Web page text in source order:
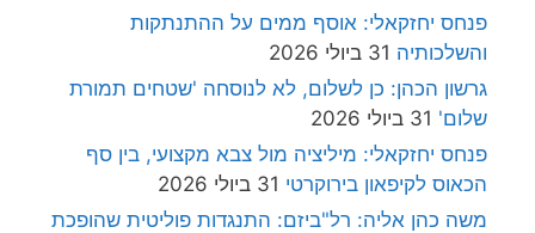
פנחס יחזקאלי: אוסף ממים על ההתנתקות
והשלכותיה 31 ביולי 2026
גרשון הכהן: כן לשלום, לא לנוסחה 'שטחים תמורת
שלום' 31 ביולי 2026
פנחס יחזקאלי: מיליציה מול צבא מקצועי, בין סף
הכאוס לקיפאון בירוקרטי 31 ביולי 2026
משה כהן אליה: רל"ביזם: התנגדות פוליטית שהופכת